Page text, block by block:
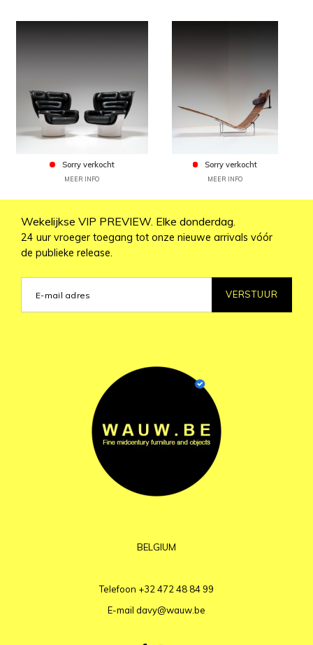
Sorry verkocht
MEER INFO
Sorry verkocht
MEER INFO
Wekelijkse VIP PREVIEW. Elke donderdag.
24 uur vroeger toegang tot onze nieuwe arrivals vóór
de publieke release.
VERSTUUR
BELGIUM
Telefoon +32 472 48 84 99
E-mail davy@wauw.be